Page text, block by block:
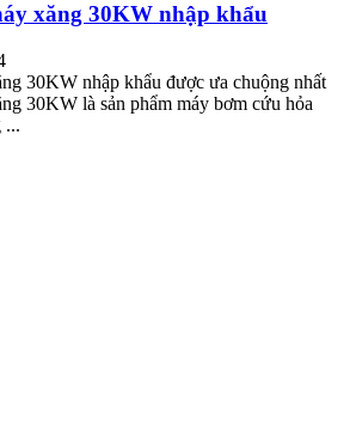
xăng 30KW nhập khẩu
30KW nhập khẩu được ưa chuộng nhất
30KW là sản phẩm máy bơm cứu hỏa
...